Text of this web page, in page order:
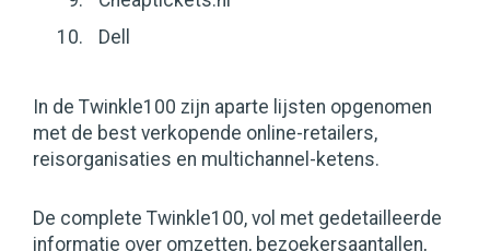
Dell
In de Twinkle100 zijn aparte lijsten opgenomen
met de best verkopende online-retailers,
reisorganisaties en multichannel-ketens.
De complete Twinkle100, vol met gedetailleerde
informatie over omzetten, bezoekersaantallen,